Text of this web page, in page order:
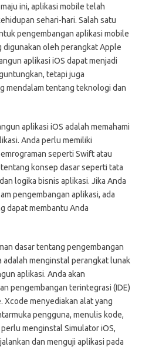
ini, aplikasi mobile telah
sehari-hari. Salah satu
pengembangan aplikasi mobile
digunakan oleh perangkat Apple
aplikasi iOS dapat menjadi
tetapi juga
mendalam tentang teknologi dan
aplikasi iOS adalah memahami
Anda perlu memiliki
seperti Swift atau
konsep dasar seperti tata
logika bisnis aplikasi. Jika Anda
pengembangan aplikasi, ada
dapat membantu Anda
dasar tentang pengembangan
adalah menginstal perangkat lunak
aplikasi. Anda akan
pengembangan terintegrasi (IDE)
Xcode menyediakan alat yang
pengguna, menulis kode,
menginstal Simulator iOS,
dan menguji aplikasi pada